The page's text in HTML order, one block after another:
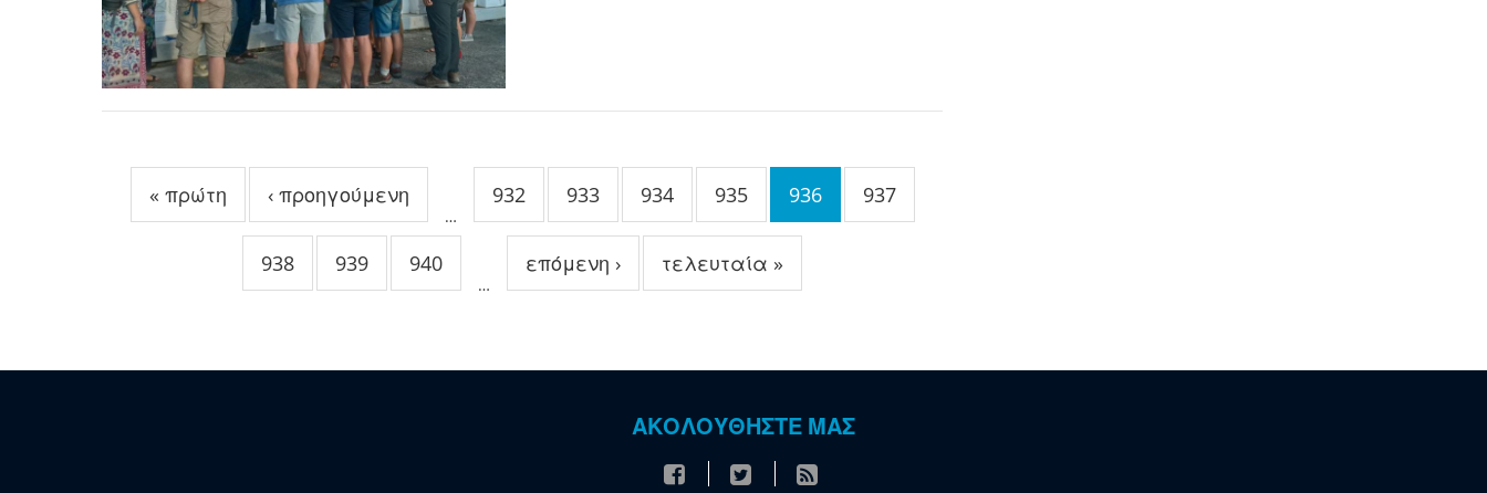
« πρώτη ‹ προηγούμενη
…
932 933 934 935 936 937
938 939 940
…
επόμενη › τελευταία »
ΑΚΟΛΟΥΘΗΣΤΕ ΜΑΣ